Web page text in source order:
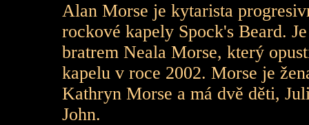
Alan Morse je kytarista
rockové kapely Spock's Beard. Je
bratrem Neala Morse, který
kapelu v roce 2002. Morse je
Kathryn Morse a má dvě děti,
John.